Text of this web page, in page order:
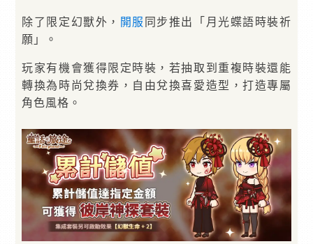
除了限定幻獸外， 開服 同步推出「月光蝶語時裝祈
願」。
玩家有機會獲得限定時裝，若抽取到重複時裝還能
轉換為時尚兌換券，自由兌換喜愛造型，打造專屬
角色風格。